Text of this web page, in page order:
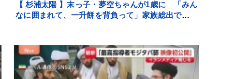
【 杉浦太陽 】末っ子・夢空ちゃんが1歳に 「みん
なに囲まれて、一升餅を背負って」家族総出でお祝